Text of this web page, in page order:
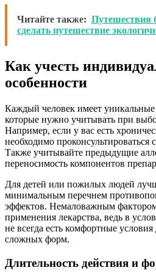
Читайте также: Путешествия
сделать путешествие
Как учесть
особенности
Каждый человек имеет уникальные
которые нужно учитывать при
Например, если у вас есть
необходимо проконсультироваться
Также учитывайте предыдущие
переносимость компонентов
Для детей или пожилых людей
минимальным перечнем
эффектов. Немаловажным фактором
применения лекарства, ведь в
не всегда есть комфортные
сложных форм.
Длительность действия и